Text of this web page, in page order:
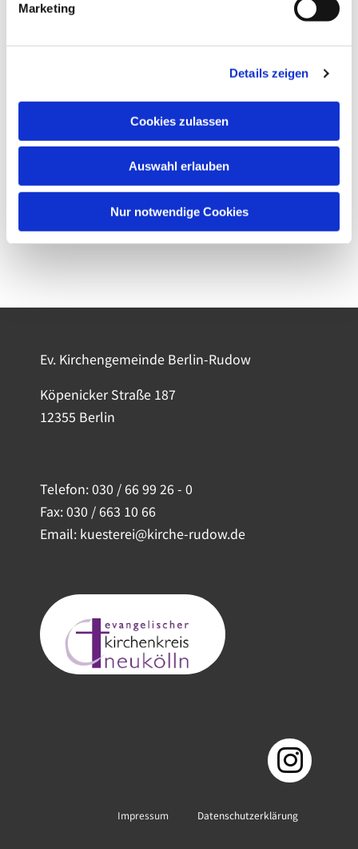
Marketing
Details zeigen
Cookies zulassen
Auswahl erlauben
Nur notwendige Cookies
Ev. Kirchengemeinde Berlin-Rudow
Köpenicker Straße 187
12355 Berlin
Telefon:030 / 66 99 26 - 0
Fax: 030 / 663 10 66
Email: kuesterei@kirche-rudow.de
Impressum Datenschutzerklärung